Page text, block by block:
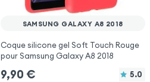
SAMSUNG GALAXY A8 2018
Coque silicone gel Soft Touch Rouge
pour Samsung Galaxy A8 2018
9,90 € 5.0